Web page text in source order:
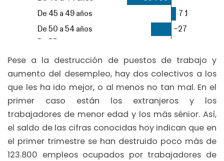
Pese a la destrucción de puestos de trabajo y
aumento del desempleo, hay dos colectivos a los
que les ha ido mejor, o al menos no tan mal. En el
primer caso están los extranjeros y los
trabajadores de menor edad y los más sénior. Así,
el saldo de las cifras conocidas hoy indican que en
el primer trimestre se han destruido poco más de
123.800 empleos ocupados por trabajadores de